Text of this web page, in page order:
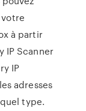
à partir
IP Scanner
IP
adresses
type.